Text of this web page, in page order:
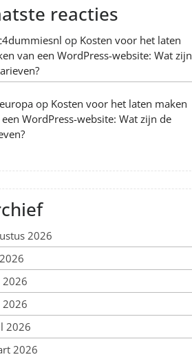
reacties
op Kosten voor het laten
van een WordPress-website: Wat zijn
op Kosten voor het laten maken
WordPress-website: Wat zijn de
2026
2026
2026
2026
2026